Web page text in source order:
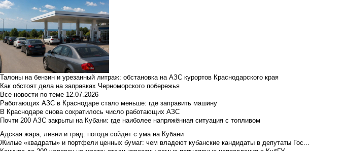
Талоны на бензин и урезанный литраж: обстановка на АЗС курортов Краснодарского края
Как обстоят дела на заправках Черноморского побережья
Все новости по теме 12.07.2026
Работающих АЗС в Краснодаре стало меньше: где заправить машину
В Краснодаре снова сократилось число работающих АЗС
Почти 200 АЗС закрыты на Кубани: где наиболее напряжённая ситуация с топливом
Адская жара, ливни и град: погода сойдет с ума на Кубани
Жилые «квадраты» и портфели ценных бумаг: чем владеют кубанские кандидаты в депутаты Гос...